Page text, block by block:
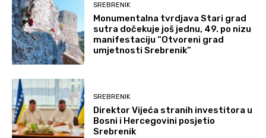
SREBRENIK
Monumentalna tvrdjava Stari grad
sutra dočekuje još jednu, 49. po nizu
manifestaciju “Otvoreni grad
umjetnosti Srebrenik”
SREBRENIK
Direktor Vijeća stranih investitora u
Bosni i Hercegovini posjetio
Srebrenik